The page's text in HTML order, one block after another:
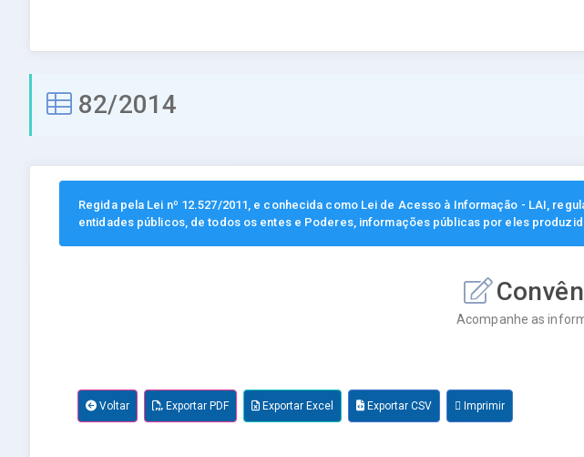
82/2014
Regida pela Lei nº 12.527/2011, e conhecida como Lei de Acesso à Informação - LAI,
entidades públicos, de todos os entes e Poderes, informações públicas por eles
Acompanhe as
Voltar Exportar PDF Exportar Excel Exportar CSV Imprimir